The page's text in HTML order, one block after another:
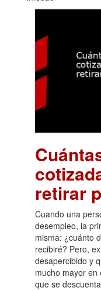
retirar
Cuando una
desempleo, la
misma: ¿cuánto
recibiré? Pero,
desapercibido y
mucho mayor en
que se